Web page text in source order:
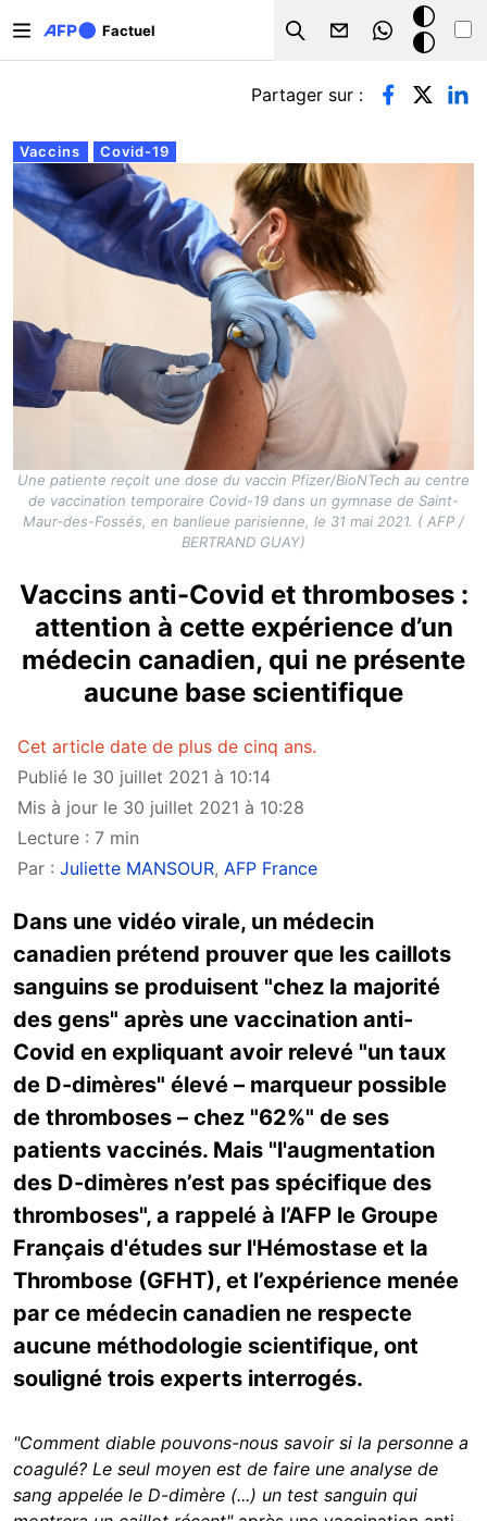
Factuel
Search
Mode
sombre
Onglets principaux
Vaccins Covid-19
Partager sur :
Une patiente reçoit une dose du vaccin Pfizer/BioNTech au centre
de vaccination temporaire Covid-19 dans un gymnase de Saint-
Maur-des-Fossés, en banlieue parisienne, le 31 mai 2021. ( AFP /
BERTRAND GUAY)
Vaccins anti-Covid et thromboses :
attention à cette expérience d’un
médecin canadien, qui ne présente
aucune base scientifique
Cet article date de plus de cinq ans.
Publié le 30 juillet 2021 à 10:14
Mis à jour le 30 juillet 2021 à 10:28
Lecture : 7 min
Par : Juliette MANSOUR, AFP France
Dans une vidéo virale, un médecin
canadien prétend prouver que les caillots
sanguins se produisent "chez la majorité
des gens" après une vaccination anti-
Covid en expliquant avoir relevé "un taux
de D-dimères" élevé – marqueur possible
de thromboses – chez "62%" de ses
patients vaccinés. Mais "l'augmentation
des D-dimères n’est pas spécifique des
thromboses", a rappelé à l’AFP le Groupe
Français d'études sur l'Hémostase et la
Thrombose (GFHT), et l’expérience menée
par ce médecin canadien ne respecte
aucune méthodologie scientifique, ont
souligné trois experts interrogés.
"Comment diable pouvons-nous savoir si la personne a
coagulé? Le seul moyen est de faire une analyse de
sang appelée le D-dimère (...) un test sanguin qui